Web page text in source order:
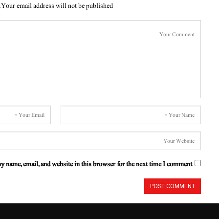
Your email address will not be published.
name, email, and website in this browser for the next time I comment.